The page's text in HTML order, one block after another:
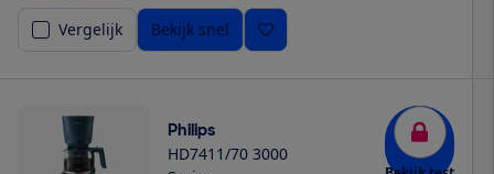
Vergelijk
Bekijk snel
Philips
HD7411/70 3000